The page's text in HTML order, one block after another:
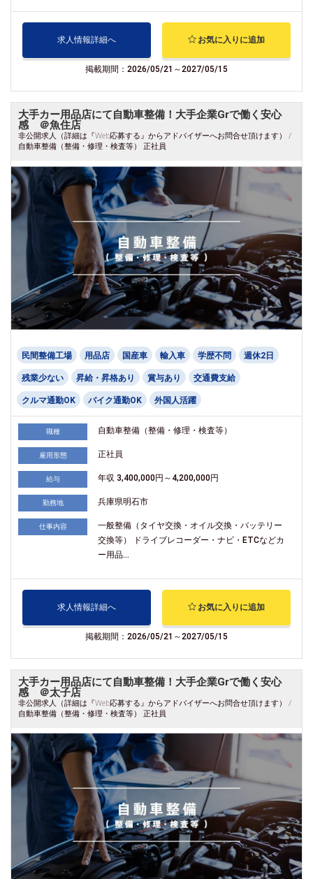
求人情報詳細へ お気に入りに追加
掲載期間：2026/05/21～2027/05/15
大手カー用品店にて自動車整備！大手企業Grで働く安心
感 ＠魚住店
非公開求人（詳細は『Web応募する』からアドバイザーへお問合せ頂けます） /
自動車整備（整備・修理・検査等） 正社員
民間整備工場 用品店 国産車 輸入車 学歴不問 週休2日
残業少ない 昇給・昇格あり 賞与あり 交通費支給
クルマ通勤OK バイク通勤OK 外国人活躍
職種 自動車整備（整備・修理・検査等）
雇用形態 正社員
給与 年収 3,400,000円～4,200,000円
勤務地 兵庫県明石市
仕事内容
一般整備（タイヤ交換・オイル交換・バッテリー
交換等） ドライブレコーダー・ナビ・ETCなどカ
ー用品...
求人情報詳細へ お気に入りに追加
掲載期間：2026/05/21～2027/05/15
大手カー用品店にて自動車整備！大手企業Grで働く安心
感 ＠太子店
非公開求人（詳細は『Web応募する』からアドバイザーへお問合せ頂けます） /
自動車整備（整備・修理・検査等） 正社員